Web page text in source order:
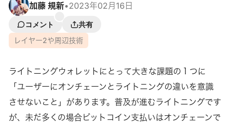
加藤 規新•2023年02月16日
コメント
共有
レイヤー2や周辺技術
ライトニングウォレットにとって大きな課題の１つに
「ユーザーにオンチェーンとライトニングの違いを意識
させないこと」があります。普及が進むライトニングです
が、未だ多くの場合ビットコイン支払いはオンチェーンで